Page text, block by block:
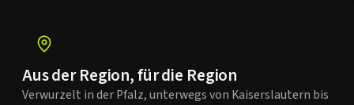
Aus der Region, für die Region
Verwurzelt in der Pfalz, unterwegs von Kaiserslautern bis